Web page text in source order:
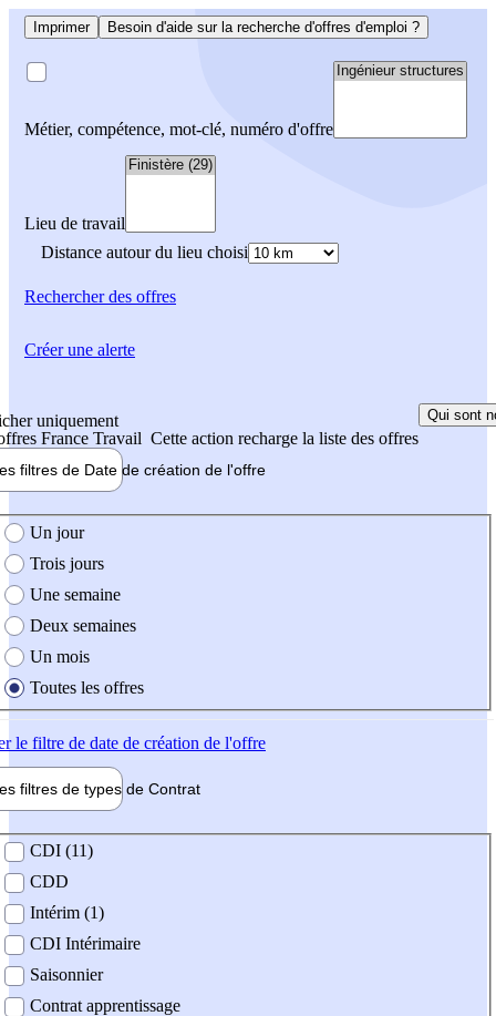
Imprimer Besoin d'aide sur la recherche d'offres d'emploi ?
Métier, compétence, mot-clé, numéro d'offre
Lieu de travail
Distance autour du lieu choisi
Rechercherdes offres
uniquement
France Travail Cette action recharge la liste des offres
Qui sont
filtres de Date de création de l'offre
création de l'offre
Un jour
Trois jours
Une semaine
Deux semaines
Un mois
Toutes les offres
le filtre de date de création de l'offre
filtres de types de Contrat
contrat
CDI (11)
CDD
Intérim (1)
CDI Intérimaire
Saisonnier
Contrat apprentissage
Créer une alerte